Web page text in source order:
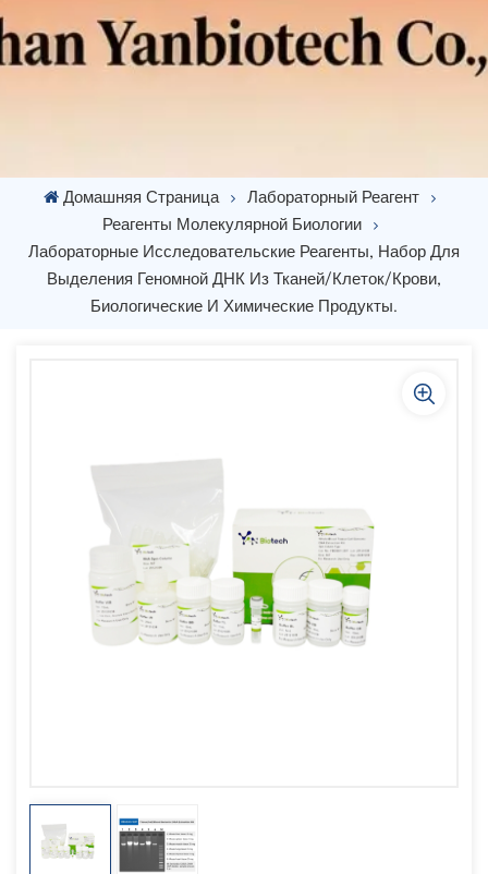
Домашняя Страница
Лабораторный Реагент
Реагенты Молекулярной Биологии
Лабораторные Исследовательские Реагенты, Набор Для
Выделения Геномной ДНК Из Тканей/клеток/крови,
Биологические И Химические Продукты.